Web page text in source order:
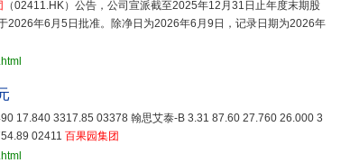
（02411.HK）公告，公司宣派截至2025年12月31日止年度末期股
2026年6月5日批准。除净日为2026年6月9日，记录日期为2026年
17.840 3317.85 03378 翰思艾泰-B 3.31 87.60 27.760 26.000 3
02411 百果园集团